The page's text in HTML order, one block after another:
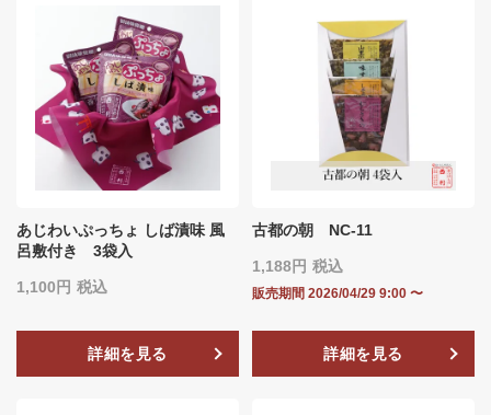
あじわいぷっちょ しば漬味 風
呂敷付き 3袋入
1,100 税込
詳細を見る
古都の朝 NC-11
1,188 税込
販売期間 2026/04/29 9:00 〜
詳細を見る